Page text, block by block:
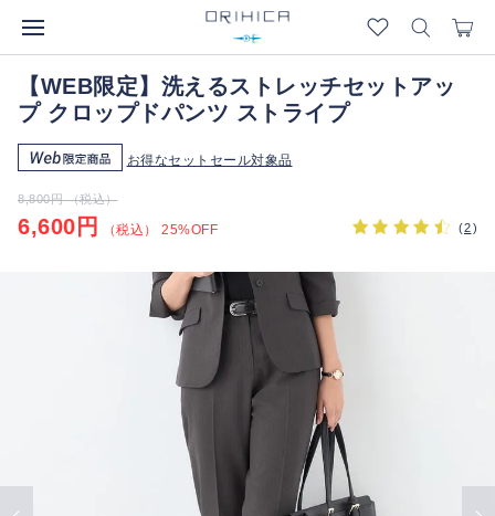
【WEB限定】洗えるストレッチセットアッ
プ クロップドパンツ ストライプ
お得なセットセール対象品
8,800円 （税込）
6,600円 （税込） 25%OFF (2)